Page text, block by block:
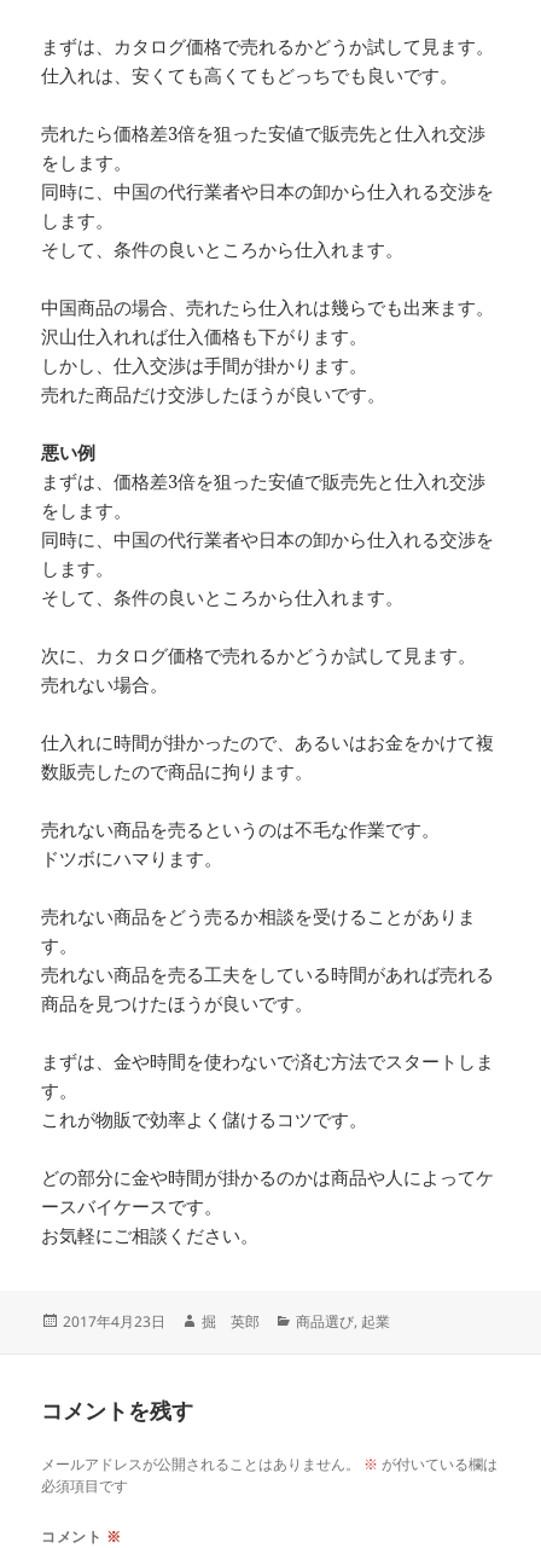
まずは、カタログ価格で売れるかどうか試して見ます。
仕入れは、安くても高くてもどっちでも良いです。
売れたら価格差3倍を狙った安値で販売先と仕入れ交渉
をします。
同時に、中国の代行業者や日本の卸から仕入れる交渉を
します。
そして、条件の良いところから仕入れます。
中国商品の場合、売れたら仕入れは幾らでも出来ます。
沢山仕入れれば仕入価格も下がります。
しかし、仕入交渉は手間が掛かります。
売れた商品だけ交渉したほうが良いです。
悪い例
まずは、価格差3倍を狙った安値で販売先と仕入れ交渉
をします。
同時に、中国の代行業者や日本の卸から仕入れる交渉を
します。
そして、条件の良いところから仕入れます。
次に、カタログ価格で売れるかどうか試して見ます。
売れない場合。
仕入れに時間が掛かったので、あるいはお金をかけて複
数販売したので商品に拘ります。
売れない商品を売るというのは不毛な作業です。
ドツボにハマります。
売れない商品をどう売るか相談を受けることがありま
す。
売れない商品を売る工夫をしている時間があれば売れる
商品を見つけたほうが良いです。
まずは、金や時間を使わないで済む方法でスタートしま
す。
これが物販で効率よく儲けるコツです。
どの部分に金や時間が掛かるのかは商品や人によってケ
ースバイケースです。
お気軽にご相談ください。
投
2017年4月23日
作
掘 英郎
カ
商品選び, 起業
コメントを残す
メールアドレスが公開されることはありません。 ※ が付いている欄は
必須項目です
コメント ※